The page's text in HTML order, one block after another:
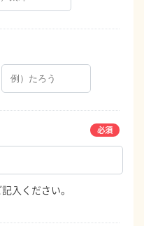
入ください。